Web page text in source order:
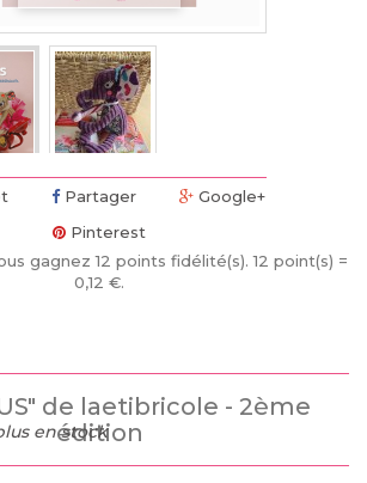
Partager
Google+
Pinterest
gagnez12 points fidélité(s). 12 point(s) =
0,12 €.
de laetibricole - 2ème
édition
en stock